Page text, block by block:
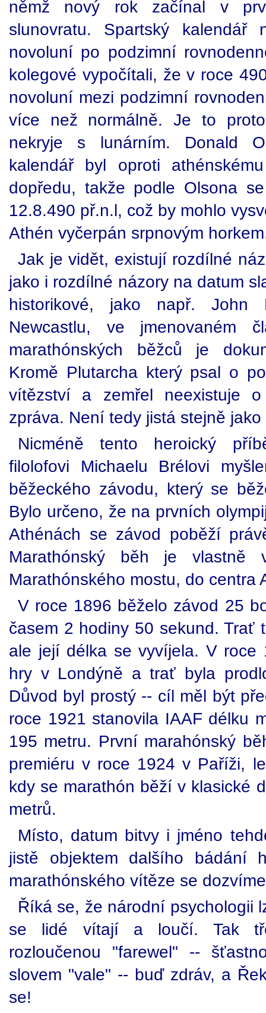
němž nový rok začínal v
slunovratu. Spartský
novoluní po podzimní
kolegové vypočítali, že v roce
novoluní mezi podzimní
více než normálně. Je to
nekryje s lunárním. Donald
kalendář byl oproti
dopředu, takže podle Olsona
12.8.490 př.n.l, což by mohlo
Athén vyčerpán srpnovým
Jak je vidět, existují rozdílné
jako i rozdílné názory na datum
historikové, jako např. John
Newcastlu, ve jmenovaném
marathónských běžců je
Kromě Plutarcha který psal o
vítězství a zemřel neexistuje
zpráva. Není tedy jistá stejně
Nicméně tento heroický
filolofovi Michaelu Brélovi
běžeckého závodu, který se
Bylo určeno, že na prvních
Athénách se závod poběží
Marathónský běh je vlastně
Marathónského mostu, do centra
V roce 1896 běželo závod 25
časem 2 hodiny 50 sekund. Trať
ale její délka se vyvíjela. V roce
hry v Londýně a trať byla
Důvod byl prostý -- cíl měl být
roce 1921 stanovila IAAF délku
195 metru. První marahónský
premiéru v roce 1924 v Paříži,
kdy se marathón běží v klasické
metrů.
Místo, datum bitvy i jméno
jistě objektem dalšího bádání
marathónského vítěze se
Říká se, že národní psychologii
se lidé vítají a loučí. Tak
rozloučenou "farewel" --
slovem "vale" -- buď zdráv, a
se!